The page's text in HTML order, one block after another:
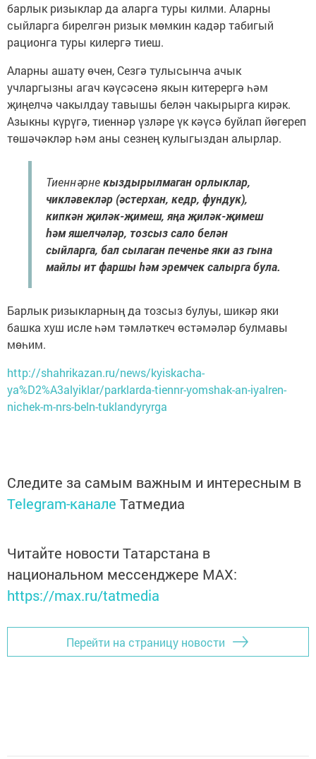
барлык ризыклар да аларга туры килми. Аларны
сыйларга бирелгән ризык мөмкин кадәр табигый
рационга туры килергә тиеш.
Аларны ашату өчен, Сезгә тулысынча ачык
учларгызны агач кәүсәсенә якын китерергә һәм
җиңелчә чакылдау тавышы белән чакырырга кирәк.
Азыкны күрүгә, тиеннәр үзләре үк кәүсә буйлап йөгереп
төшәчәкләр һәм аны сезнең кулыгыздан алырлар.
Тиеннәрнекыздырылмаган орлыклар,
чикләвекләр (әстерхан, кедр, фундук),
кипкән җиләк-җимеш, яңа җиләк-җимеш
һәм яшелчәләр, тозсыз сало белән
сыйларга, бал сылаган печенье яки аз гына
майлы ит фаршы һәм эремчек салырга була.
Барлык ризыкларның да тозсыз булуы, шикәр яки
башка хуш исле һәм тәмләткеч өстәмәләр булмавы
мөһим.
http://shahrikazan.ru/news/kyiskacha-
ya%D2%A3alyiklar/parklarda-tiennr-yomshak-an-iyalren-
nichek-m-nrs-beln-tuklandyryrga
Следите за самым важным и интересным в
Telegram-канале Татмедиа
Читайте новости Татарстана в
национальном мессенджере MАХ:
https://max.ru/tatmedia
Перейти на страницу новости